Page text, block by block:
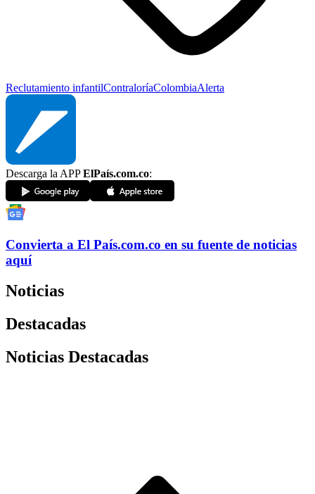
Reclutamiento infantilContraloríaColombiaAlerta
Descarga la APPElPaís.com.co:
Convierta a El País.com.co en su fuente de noticias
aquí
Noticias
Destacadas
Noticias Destacadas